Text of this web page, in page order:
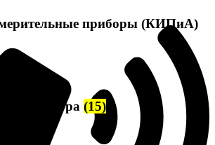
приборы (КИПиА)
арматура (15)